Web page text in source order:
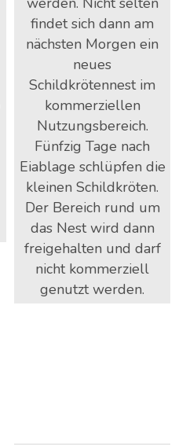
findet sich dann am
nächsten Morgen ein
neues
Schildkrötennest im
kommerziellen
Nutzungsbereich.
Fünfzig Tage nach
Eiablage schlüpfen die
kleinen Schildkröten.
Der Bereich rund um
das Nest wird dann
freigehalten und darf
nicht kommerziell
genutzt werden.